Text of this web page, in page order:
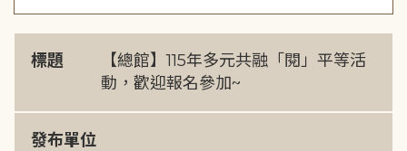
標題
【總館】115年多元共融「閱」平等活
動，歡迎報名參加~
發布單位